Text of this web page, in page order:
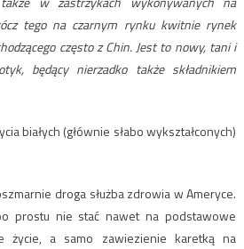
tego na czarnym rynku kwitnie rynek
często z Chin. Jest to nowy, tani i
będący nierzadko także składnikiem
białych (głównie słabo wykształconych)
droga służba zdrowia w Ameryce.
prostu nie stać nawet na podstawowe
życie, a samo zawiezienie karetką na